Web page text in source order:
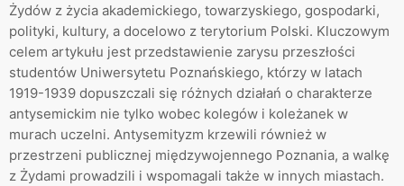
Żydów z życia akademickiego, towarzyskiego, gospodarki,
polityki, kultury, a docelowo z terytorium Polski. Kluczowym
celem artykułu jest przedstawienie zarysu przeszłości
studentów Uniwersytetu Poznańskiego, którzy w latach
1919-1939 dopuszczali się różnych działań o charakterze
antysemickim nie tylko wobec kolegów i koleżanek w
murach uczelni. Antysemityzm krzewili również w
przestrzeni publicznej międzywojennego Poznania, a walkę
z Żydami prowadzili i wspomagali także w innych miastach.